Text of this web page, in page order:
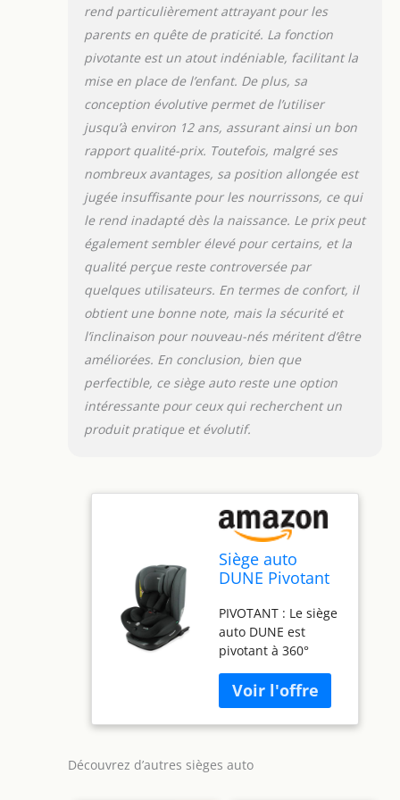
12 ans environ. Plus
besoin de changer
de siège auto !
IISOFIX: Le DUNE
s’installe grâce aux
fixations isofix + top
tether afin de
limiter les erreurs
d’installation.
TETIERE : Le siège
est équipé d’une
têtière réglable en
hauteur afin de
s’adapter à la
croissance de votre
enfant. CONFORT :
La DUNE dispose de
ainsi que de
plusieurs
inclinaisons, pour
un maximum de
confort lors des
siestes et des longs
rend particulièrement attrayant pour les
parents en quête de praticité. La fonction
pivotante est un atout indéniable, facilitant la
mise en place de l’enfant. De plus, sa
conception évolutive permet de l’utiliser
jusqu’à environ 12 ans, assurant ainsi un bon
rapport qualité-prix. Toutefois, malgré ses
nombreux avantages, sa position allongée est
jugée insuffisante pour les nourrissons, ce qui
le rend inadapté dès la naissance. Le prix peut
également sembler élevé pour certains, et la
qualité perçue reste controversée par
quelques utilisateurs. En termes de confort, il
obtient une bonne note, mais la sécurité et
l’inclinaison pour nouveau-nés méritent d’être
améliorées. En conclusion, bien que
perfectible, ce siège auto reste une option
intéressante pour ceux qui recherchent un
produit pratique et évolutif.
Siège auto
DUNE Pivotant
150 cm -
Evolutif dès la
naissance
jusqu'à 12 ans
environ -
Groupe
0+/1/2/3 -
Protections
PIVOTANT : Le siège
auto DUNE est
pivotant à 360°
uniquement en dos
route (jusqu’à 4
ans), afin de faciliter
l’installation de
pouvez l’attacher
Découvrez d’autres sièges auto